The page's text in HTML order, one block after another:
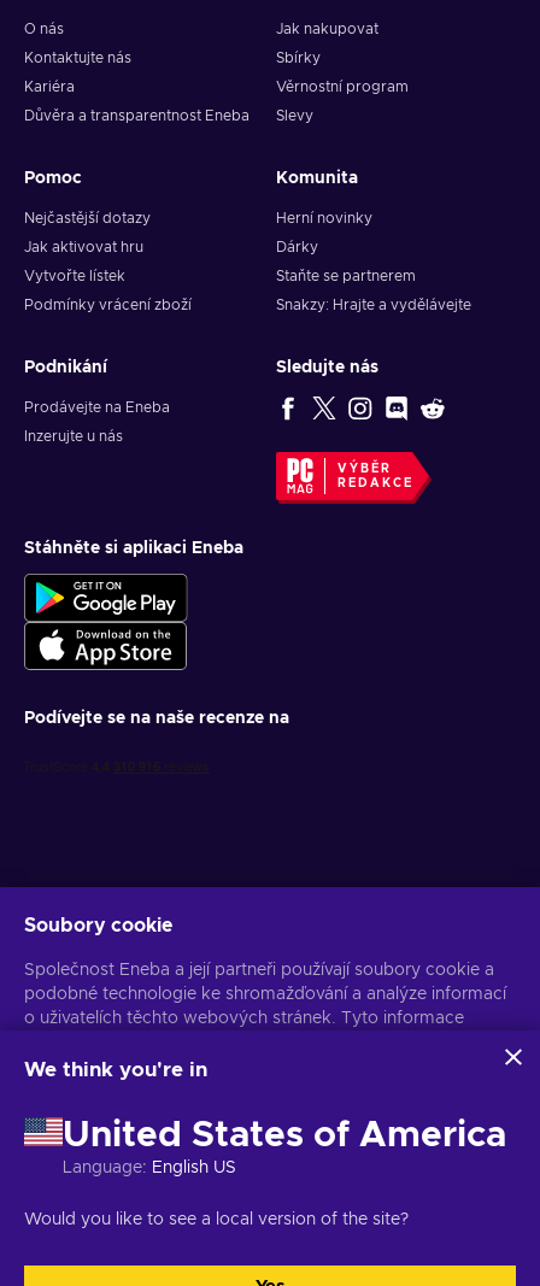
O nás
Kontaktujte nás
Kariéra
Důvěra a transparentnost Eneba
Jak nakupovat
Sbírky
Věrnostní program
Slevy
Pomoc
Nejčastější dotazy
Jak aktivovat hru
Vytvořte lístek
Podmínky vrácení zboží
Komunita
Herní novinky
Dárky
Staňte se partnerem
Snakzy: Hrajte a vydělávejte
Podnikání
Prodávejte na Eneba
Inzerujte u nás
Sledujte nás
VÝBĚR
REDAKCE
Stáhněte si aplikaci Eneba
Podívejte se na naše recenze na
Získejte personalizované nabídky her
Předplatit
Z odběru se můžete kdykoli odhlásit. Více informací naleznete v
Copyright © 2026 Eneba. Všechna práva vyhrazena. JSC „Helis play“,
Soubory cookie
Společnost Eneba a její partneři používají soubory cookie a
podobné technologie ke shromažďování a analýze informací
o uživatelích těchto webových stránek. Tyto informace
stránkách. Vaše osobní údaje mohou být také použity k
Kliknutím na tlačítko „Přijmout vše“ souhlasíte s používáním
těchto technologií společností Eneba a jejími partnery. Svůj
souhlas můžete upravit kliknutím na tlačítko „Přizpůsobit“.
naleznete na Bezpečnost a ochrana osobních údajů firem
We think you're in
United States of America
Language: English US
Would you like to see a local version of the site?